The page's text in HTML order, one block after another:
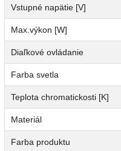
Vstupné napätie [V]
Max.výkon [W]
Diaľkové ovládanie
Farba svetla
Teplota chromatickosti [K]
Materiál
Farba produktu